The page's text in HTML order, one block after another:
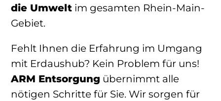
die Umwelt im gesamten Rhein-Main-
Gebiet.
Fehlt Ihnen die Erfahrung im Umgang
mit Erdaushub? Kein Problem für uns!
ARM Entsorgung übernimmt alle
nötigen Schritte für Sie. Wir sorgen für